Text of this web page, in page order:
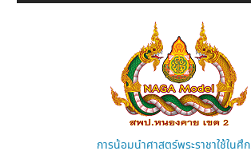
การน้อมนำศาสตร์พระราชาใช้ในศึ